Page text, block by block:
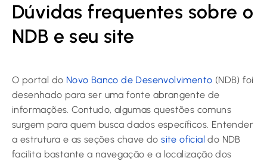
Dúvidas frequentes sobre o
NDB e seu site
O portal do Novo Banco de Desenvolvimento (NDB) foi
desenhado para ser uma fonte abrangente de
informações. Contudo, algumas questões comuns
surgem para quem busca dados específicos. Entender
a estrutura e as seções chave dosite oficial do NDB
facilita bastante a navegação e a localização dos